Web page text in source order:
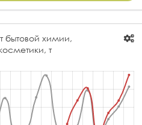
бытовой химии,
т